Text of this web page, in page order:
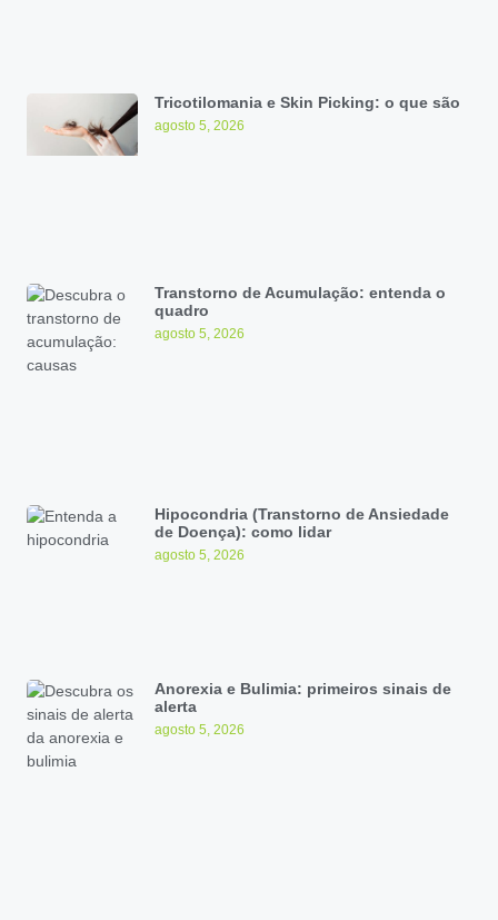
Tricotilomania e Skin Picking: o que são
agosto 5, 2026
Transtorno de Acumulação: entenda o
quadro
agosto 5, 2026
Hipocondria (Transtorno de Ansiedade
de Doença): como lidar
agosto 5, 2026
Anorexia e Bulimia: primeiros sinais de
alerta
agosto 5, 2026